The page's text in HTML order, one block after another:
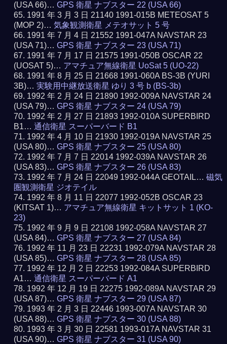
(USA 66)…GPS 衛星 ナブスター 22 (USA 66)
1991 年 3 月 3 日 21140 1991-015B METEOSAT 5
(MOP 2)…気象観測衛星 メテオサット 5 号
1991 年 7 月 4 日 21552 1991-047A NAVSTAR 23
(USA 71)…GPS 衛星 ナブスター 23 (USA 71)
1991 年 7 月 17 日 21575 1991-050B OSCAR 22
(UOSAT 5)… アマチュア無線衛星 UoSat 5 (UO-22)
1991 年 8 月 25 日 21668 1991-060A BS-3B (YURI
3B)…実験用中継放送衛星 ゆり 3 号 b (BS-3b)
1992 年 2 月 24 日 21890 1992-009A NAVSTAR 24
(USA 79)…GPS 衛星 ナブスター 24 (USA 79)
1992 年 2 月 27 日 21893 1992-010A SUPERBIRD
B1…通信衛星 スーパーバード B1
1992 年 4 月 10 日 21930 1992-019A NAVSTAR 25
(USA 80)…GPS 衛星 ナブスター 25 (USA 80)
1992 年 7 月 7 日 22014 1992-039A NAVSTAR 26
(USA 83)…GPS 衛星 ナブスター 26 (USA 83)
1992 年 7 月 24 日 22049 1992-044A GEOTAIL…磁気
圏観測衛星 ジオテイル
1992 年 8 月 11 日 22077 1992-052B OSCAR 23
(KITSAT 1)… アマチュア無線衛星 キットサット 1 (KO-
23)
1992 年 9 月 9 日 22108 1992-058A NAVSTAR 27
(USA 84)…GPS 衛星 ナブスター 27 (USA 84)
1992 年 11 月 23 日 22231 1992-079A NAVSTAR 28
(USA 85)…GPS 衛星 ナブスター 28 (USA 85)
1992 年 12 月 2 日 22253 1992-084A SUPERBIRD
A1…通信衛星 スーパーバード A1
1992 年 12 月 19 日 22275 1992-089A NAVSTAR 29
(USA 87)…GPS 衛星 ナブスター 29 (USA 87)
1993 年 2 月 3 日 22446 1993-007A NAVSTAR 30
(USA 88)…GPS 衛星 ナブスター 30 (USA 88)
1993 年 3 月 30 日 22581 1993-017A NAVSTAR 31
(USA 90)…GPS 衛星 ナブスター 31 (USA 90)